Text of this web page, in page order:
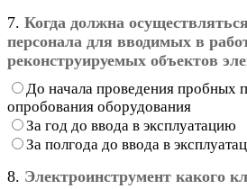
7. Когда должна
персонала для вводимых в
реконструируемых объектов
До начала проведения пробных
опробования оборудования
За год до ввода в эксплуатацию
За полгода до ввода в
8. Электроинструмент какого